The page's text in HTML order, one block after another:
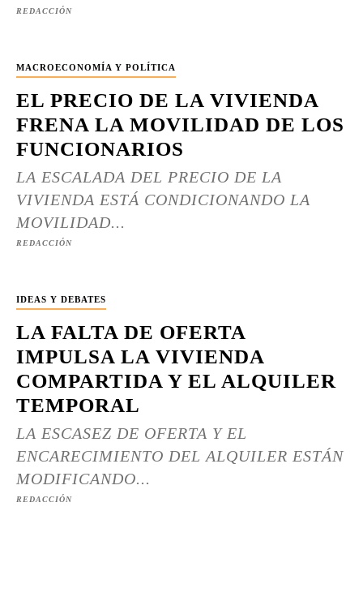
REDACCIÓN
MACROECONOMÍA Y POLÍTICA
EL PRECIO DE LA VIVIENDA
FRENA LA MOVILIDAD DE LOS
FUNCIONARIOS
LA ESCALADA DEL PRECIO DE LA
VIVIENDA ESTÁ CONDICIONANDO LA
MOVILIDAD...
REDACCIÓN
IDEAS Y DEBATES
LA FALTA DE OFERTA
IMPULSA LA VIVIENDA
COMPARTIDA Y EL ALQUILER
TEMPORAL
LA ESCASEZ DE OFERTA Y EL
ENCARECIMIENTO DEL ALQUILER ESTÁN
MODIFICANDO...
REDACCIÓN